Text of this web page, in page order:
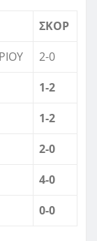
ΣΚΟΡ
2-0
1-2
1-2
2-0
4-0
0-0